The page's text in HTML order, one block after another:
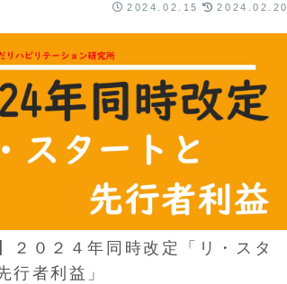
2024.02.15 2024.02.20
２０２４年同時改定「リ・スタ
行者利益」